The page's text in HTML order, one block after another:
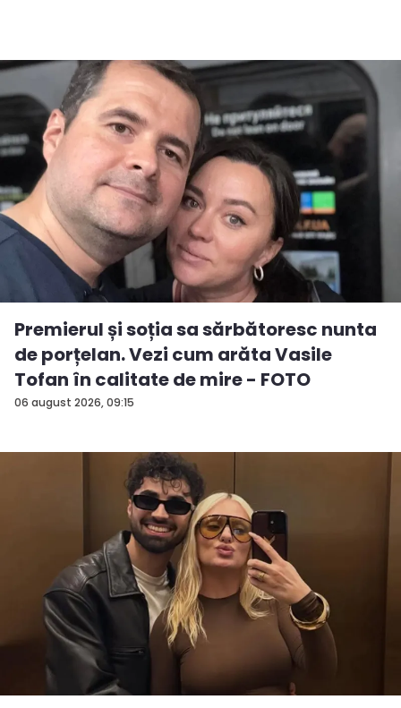
06 august 2026, 09:15
Premierul și soția sa sărbătoresc nunta
de porțelan. Vezi cum arăta Vasile
Tofan în calitate de mire - FOTO